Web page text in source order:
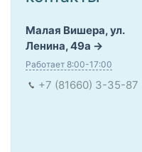
Малая Вишера, ул.
Ленина, 49а
Работает 8:00-17:00
+7 (81660) 3-35-87